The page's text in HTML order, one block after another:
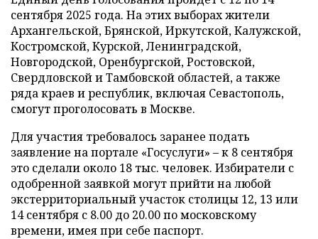
сентября 2025 года. На этих выборах жители
Архангельской, Брянской, Иркутской, Калужской,
Костромской, Курской, Ленинградской,
Новгородской, Оренбургской, Ростовской,
Свердловской и Тамбовской областей, а также
ряда краев и республик, включая Севастополь,
смогут проголосовать в Москве.
Для участия требовалось заранее подать
заявление на портале «Госуслуги» – к 8 сентября
это сделали около 18 тыс. человек. Избиратели с
одобренной заявкой могут прийти на любой
экстерриториальный участок столицы 12, 13 или
14 сентября с 8.00 до 20.00 по московскому
времени, имея при себе паспорт.